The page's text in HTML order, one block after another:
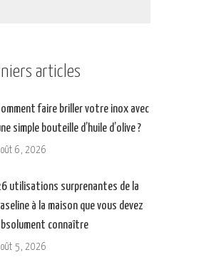
articles
faire briller votre inox avec
simple bouteille d’huile d’olive ?
6, 2026
utilisations surprenantes de la
à la maison que vous devez
connaître
5, 2026